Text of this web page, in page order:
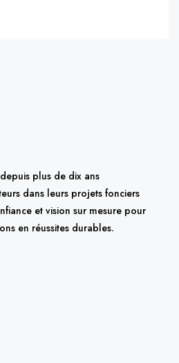
plus de dix ans
dans leurs projets fonciers
et vision sur mesure pour
en réussites durables.